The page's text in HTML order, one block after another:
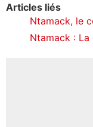
Articles liés
Ntamack, le
Ntamack : La